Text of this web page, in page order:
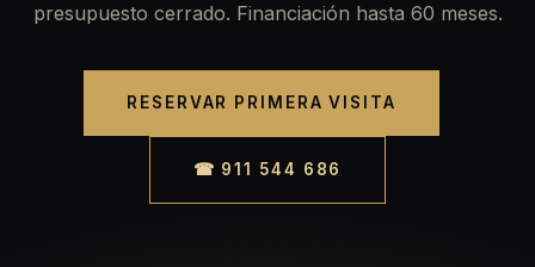
presupuesto cerrado. Financiación hasta 60 meses.
RESERVAR PRIMERA VISITA
☎ 911 544 686